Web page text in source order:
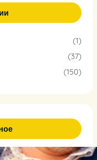
(1)
(37)
(150)